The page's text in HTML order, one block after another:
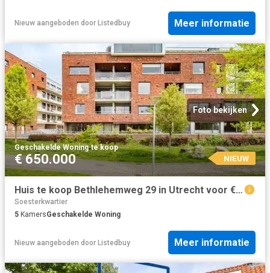
Nieuw aangeboden door Listedbuy Meer informatie
Foto bekijken
Geschakelde Woning·te koop
€ 650.000 NIEUW
Huis te koop Bethlehemweg 29 in Utrecht voor € 650.000
Soesterkwartier
5 KamersGeschakelde Woning
Nieuw aangeboden door Listedbuy Meer informatie